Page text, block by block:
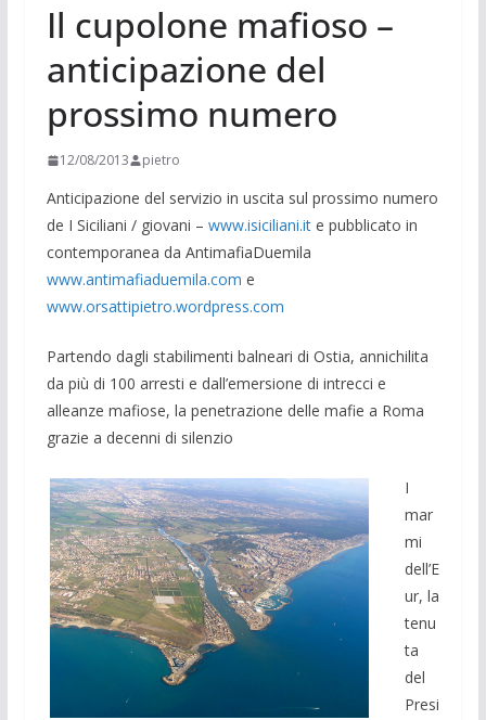
Il cupolone mafioso –
anticipazione del
prossimo numero
12/08/2013 pietro
Anticipazione del servizio in uscita sul prossimo numero
de I Siciliani / giovani – www.isiciliani.ite pubblicato in
contemporanea da AntimafiaDuemila
www.antimafiaduemila.com e
www.orsattipietro.wordpress.com
Partendo dagli stabilimenti balneari di Ostia, annichilita
da più di 100 arresti e dall’emersione di intrecci e
alleanze mafiose, la penetrazione delle mafie a Roma
grazie a decenni di silenzio
I
mar
mi
dell’E
ur, la
tenu
ta
del
Presi